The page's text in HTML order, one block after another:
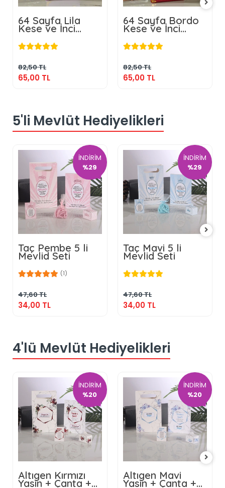
64 Sayfa Lila
Kese ve İnci
Tesbihli Şantuk
Yasin
82,50 TL
65,00 TL
65,00 TL
64 Sayfa Bordo
Kese ve İnci
Tesbihli Şantuk
Yasin
82,50 TL
65,00 TL
65,00 TL
5'li Mevlüt Hediyelikleri
İNDİRİM
%29
Taç Pembe 5 li
Mevlid Seti
(1)
47,60 TL
34,00 TL
34,00 TL
İNDİRİM
%29
Taç Mavi 5 li
Mevlid Seti
47,60 TL
34,00 TL
34,00 TL
4'lü Mevlüt Hediyelikleri
İNDİRİM
%20
Altıgen Kırmızı
Yasin + Çanta +
İNDİRİM
%20
Altıgen Mavi
Yasin + Çanta +